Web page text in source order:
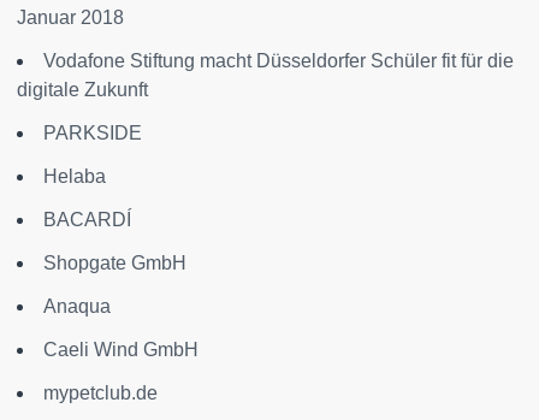
Januar 2018
Vodafone Stiftung macht Düsseldorfer Schüler fit für die
digitale Zukunft
PARKSIDE
Helaba
BACARDÍ
Shopgate GmbH
Anaqua
Caeli Wind GmbH
mypetclub.de